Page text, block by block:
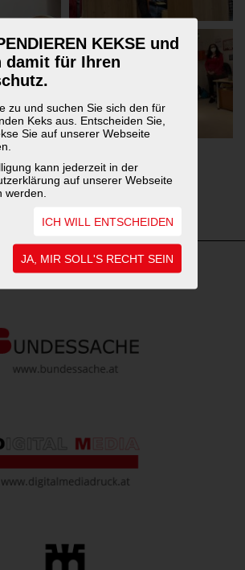
KEKSE und
damit für Ihren
zu und suchen Sie sich den für
Keks aus. Entscheiden Sie,
Sie auf unserer Webseite
kann jederzeit in der
auf unserer Webseite
werden.
ICH WILL ENTSCHEIDEN
JA, MIR SOLL'S RECHT SEIN